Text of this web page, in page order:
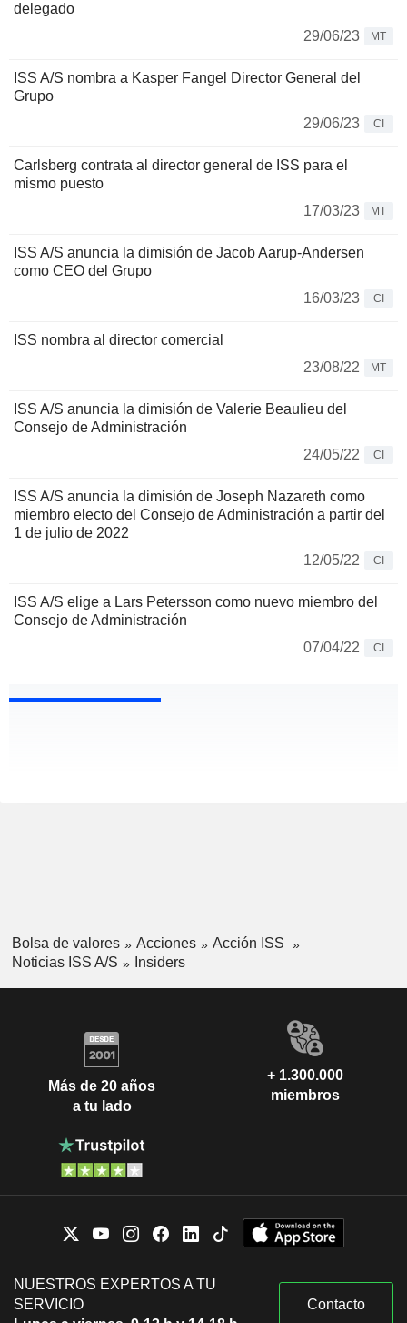
delegado
29/06/23
MT
ISS A/S nombra a Kasper Fangel Director General del
Grupo
29/06/23
CI
Carlsberg contrata al director general de ISS para el
mismo puesto
17/03/23
MT
ISS A/S anuncia la dimisión de Jacob Aarup-Andersen
como CEO del Grupo
16/03/23
CI
ISS nombra al director comercial
23/08/22
MT
ISS A/S anuncia la dimisión de Valerie Beaulieu del
Consejo de Administración
24/05/22
CI
ISS A/S anuncia la dimisión de Joseph Nazareth como
miembro electo del Consejo de Administración a partir del
1 de julio de 2022
12/05/22
CI
ISS A/S elige a Lars Petersson como nuevo miembro del
Consejo de Administración
07/04/22
CI
Bolsa de valores Acciones
Acción ISS
Noticias ISS A/S
Insiders
Más de 20 años
a tu lado
+ 1.300.000
miembros
NUESTROS EXPERTOS A TU
SERVICIO
Contacto